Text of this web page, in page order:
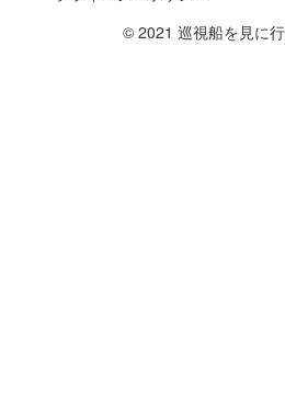
© 2021 巡視船を見に